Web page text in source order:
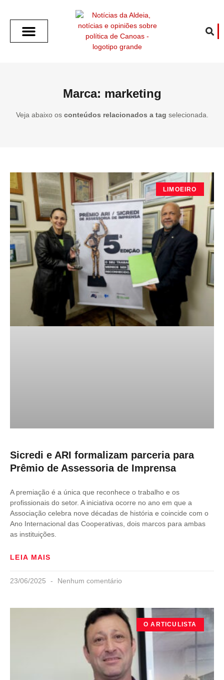
Marca: marketing
Veja abaixo os conteúdos relacionados a tag selecionada.
LIMOEIRO
Sicredi e ARI formalizam parceria para
Prêmio de Assessoria de Imprensa
A premiação é a única que reconhece o trabalho e os
profissionais do setor. A iniciativa ocorre no ano em que a
Associação celebra nove décadas de história e coincide com o
Ano Internacional das Cooperativas, dois marcos para ambas
as instituições.
LEIA MAIS
23/06/2025 Nenhum comentário
O ARTICULISTA